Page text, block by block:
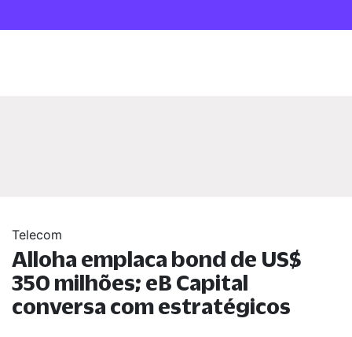
Telecom
Alloha emplaca bond de US$
350 milhões; eB Capital
conversa com estratégicos